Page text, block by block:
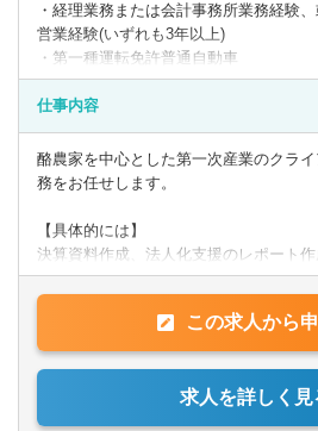
・経理業務または会計事務所業務経験
営業経験(いずれも3年以上)
・第一種運転免許普通自動車
・日商簿記検定3級
【歓迎】
・日商簿記検定2級
・Word、Evcel、Powerpoint
◎求める人物像
上記スキル等を有し、自立して前向き
方。
第一次産業への熱い思いを持った方は
仕事内容
酪農家を中心とした第一次産業のクラ
務をお任せします。
【具体的には】
決算資料作成、法人化支援のレポート
アントへ訪問し、ヒアリング、経営課
行います。
提供サービス
帳簿/試算表/決算書作成の代行、法人化
計画書の作成支援、事業承継プランの立
この求人から
求人を詳しく見